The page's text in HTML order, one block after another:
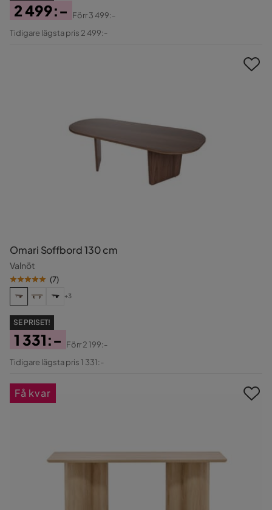
Pris
2 499:-
Original
Förr3 499:-
Tidigare lägsta pris 2 499:-
Omari Soffbord 130 cm
Valnöt
(7)
+3
SE PRISET!
Pris
1 331:-
Original
Förr2 199:-
Tidigare lägsta pris 1 331:-
Få kvar